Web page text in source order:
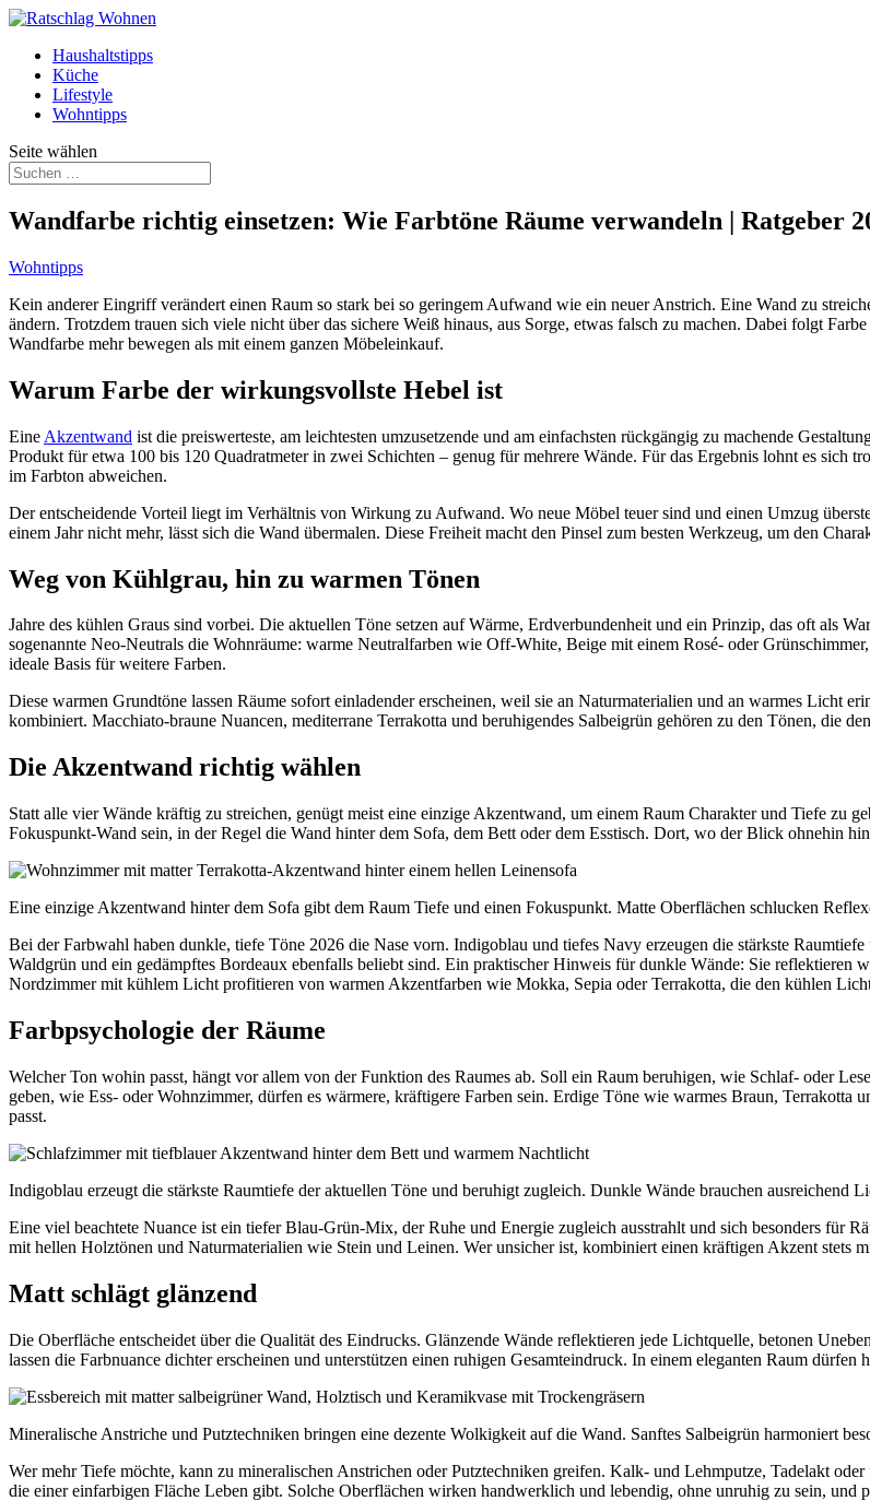
Haushaltstipps
Küche
Lifestyle
Wohntipps
Seite wählen
Wandfarbe richtig einsetzen: Wie Farbtöne Räume verwandeln | Ratgeber
Wohntipps
Kein anderer Eingriff verändert einen Raum so stark bei so geringem Aufwand wie ein neuer Anstrich. Eine Wand zu
ändern. Trotzdem trauen sich viele nicht über das sichere Weiß hinaus, aus Sorge, etwas falsch zu machen. Dabei folgt
Wandfarbe mehr bewegen als mit einem ganzen Möbeleinkauf.
Warum Farbe der wirkungsvollste Hebel ist
Eine Akzentwand ist die preiswerteste, am leichtesten umzusetzende und am einfachsten rückgängig zu machende
Produkt für etwa 100 bis 120 Quadratmeter in zwei Schichten – genug für mehrere Wände. Für das Ergebnis lohnt es sich
im Farbton abweichen.
Der entscheidende Vorteil liegt im Verhältnis von Wirkung zu Aufwand. Wo neue Möbel teuer sind und einen Umzug
einem Jahr nicht mehr, lässt sich die Wand übermalen. Diese Freiheit macht den Pinsel zum besten Werkzeug, um den
Weg von Kühlgrau, hin zu warmen Tönen
Jahre des kühlen Graus sind vorbei. Die aktuellen Töne setzen auf Wärme, Erdverbundenheit und ein Prinzip, das oft als
sogenannte Neo-Neutrals die Wohnräume: warme Neutralfarben wie Off-White, Beige mit einem Rosé- oder
ideale Basis für weitere Farben.
Diese warmen Grundtöne lassen Räume sofort einladender erscheinen, weil sie an Naturmaterialien und an warmes Licht
kombiniert. Macchiato-braune Nuancen, mediterrane Terrakotta und beruhigendes Salbeigrün gehören zu den Tönen, die
Die Akzentwand richtig wählen
Statt alle vier Wände kräftig zu streichen, genügt meist eine einzige Akzentwand, um einem Raum Charakter und Tiefe zu
Fokuspunkt-Wand sein, in der Regel die Wand hinter dem Sofa, dem Bett oder dem Esstisch. Dort, wo der Blick ohnehin
Eine einzige Akzentwand hinter dem Sofa gibt dem Raum Tiefe und einen Fokuspunkt. Matte Oberflächen schlucken
Bei der Farbwahl haben dunkle, tiefe Töne 2026 die Nase vorn. Indigoblau und tiefes Navy erzeugen die stärkste
Waldgrün und ein gedämpftes Bordeaux ebenfalls beliebt sind. Ein praktischer Hinweis für dunkle Wände: Sie reflektieren
Nordzimmer mit kühlem Licht profitieren von warmen Akzentfarben wie Mokka, Sepia oder Terrakotta, die den kühlen
Farbpsychologie der Räume
Welcher Ton wohin passt, hängt vor allem von der Funktion des Raumes ab. Soll ein Raum beruhigen, wie Schlaf- oder
geben, wie Ess- oder Wohnzimmer, dürfen es wärmere, kräftigere Farben sein. Erdige Töne wie warmes Braun, Terrakotta
passt.
Indigoblau erzeugt die stärkste Raumtiefe der aktuellen Töne und beruhigt zugleich. Dunkle Wände brauchen ausreichend
Eine viel beachtete Nuance ist ein tiefer Blau-Grün-Mix, der Ruhe und Energie zugleich ausstrahlt und sich besonders für
mit hellen Holztönen und Naturmaterialien wie Stein und Leinen. Wer unsicher ist, kombiniert einen kräftigen Akzent stets
Matt schlägt glänzend
Die Oberfläche entscheidet über die Qualität des Eindrucks. Glänzende Wände reflektieren jede Lichtquelle, betonen
lassen die Farbnuance dichter erscheinen und unterstützen einen ruhigen Gesamteindruck. In einem eleganten Raum
Mineralische Anstriche und Putztechniken bringen eine dezente Wolkigkeit auf die Wand. Sanftes Salbeigrün harmoniert
Wer mehr Tiefe möchte, kann zu mineralischen Anstrichen oder Putztechniken greifen. Kalk- und Lehmputze, Tadelakt
die einer einfarbigen Fläche Leben gibt. Solche Oberflächen wirken handwerklich und lebendig, ohne unruhig zu sein, und